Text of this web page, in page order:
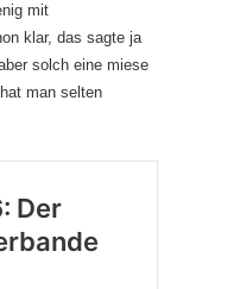
mit
klar, das sagte ja
solch eine miese
man selten